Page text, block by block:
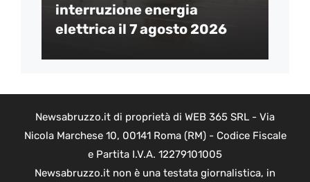
interruzione energia
elettrica il 7 agosto 2026
Newsabruzzo.it di proprietà di WEB 365 SRL - Via
Nicola Marchese 10, 00141 Roma (RM) - Codice Fiscale
e Partita I.V.A. 12279101005
Newsabruzzo.it non è una testata giornalistica, in